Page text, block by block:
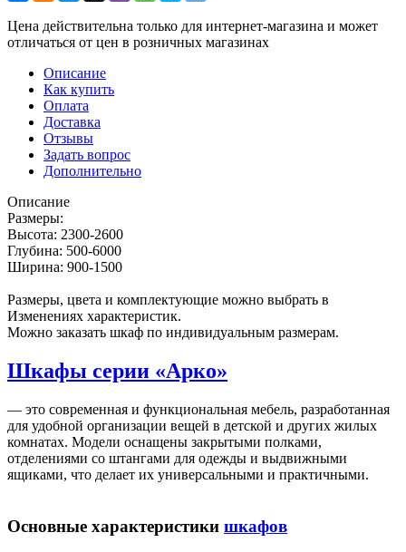
Цена действительна только для интернет-магазина и может
отличаться от цен в розничных магазинах
Описание
Как купить
Оплата
Доставка
Отзывы
Задать вопрос
Дополнительно
Описание
Размеры:
Высота: 2300-2600
Глубина: 500-6000
Ширина: 900-1500
Размеры, цвета и комплектующие можно выбрать в
Изменениях характеристик.
Можно заказать шкаф по индивидуальным размерам.
Шкафы серии «Арко»
— это современная и функциональная мебель, разработанная
для удобной организации вещей в детской и других жилых
комнатах. Модели оснащены закрытыми полками,
отделениями со штангами для одежды и выдвижными
ящиками, что делает их универсальными и практичными.
Основные характеристики шкафов